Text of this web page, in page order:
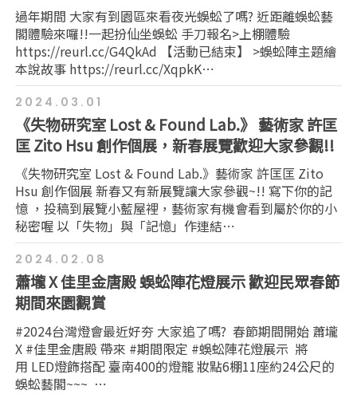
過年期間 大家有到園區來看夜光蜈蚣了嗎? 近距離蜈蚣藝
閣體驗來囉!!一起扮仙坐蜈蚣 手刀報名>上棚體驗
https://reurl.cc/G4QkAd 【活動已結束】 >蜈蚣陣主題繪
本說故事 https://reurl.cc/XqpkK⋯
2024.03.01
《失物研究室 Lost & Found Lab.》 藝術家 許匡
匡 Zito Hsu 創作個展，新春展覽歡迎大家參觀!!
《失物研究室 Lost & Found Lab.》藝術家 許匡匡 Zito
Hsu 創作個展 新春又有新展覽讓大家參觀~!! 寫下你的記
憶 ，投稿到展覽小藍屋裡，藝術家有機會看到屬於你的小
秘密喔 以「失物」與「記憶」作連結⋯
2024.02.08
蕭壠 X 佳里金唐殿 蜈蚣陣花燈展示 歡迎民眾春節
期間來園觀賞
#2024台灣燈會最近好夯 大家追了嗎? 春節期間開始 蕭壠
X #佳里金唐殿 帶來 #期間限定 #蜈蚣陣花燈展示 將
用 LED燈飾搭配 臺南400的燈籠 妝點6棚11座約24公尺的
蜈蚣藝閣~~~ ⋯